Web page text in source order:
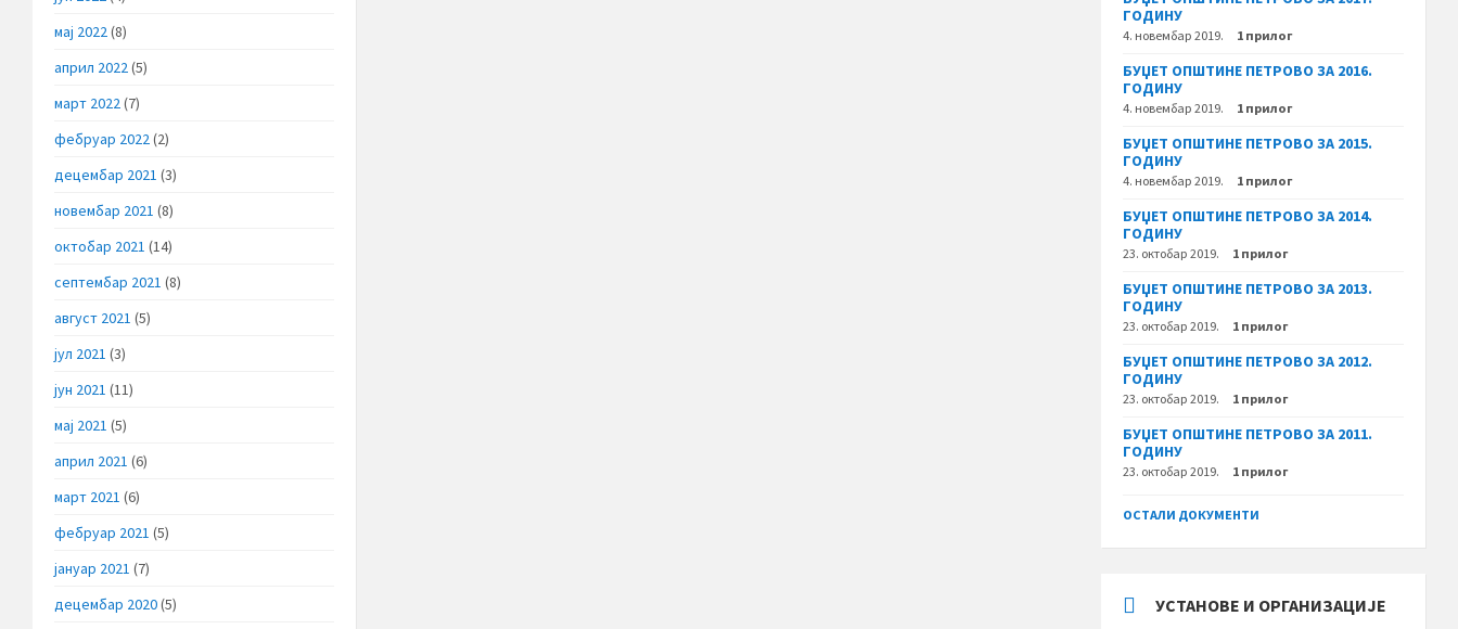
мај 2022(8)
април 2022(5)
март 2022(7)
фебруар 2022(2)
децембар 2021 (3)
новембар 2021 (8)
октобар 2021 (14)
септембар 2021 (8)
август 2021 (5)
јул 2021 (3)
јун 2021 (11)
мај 2021 (5)
април 2021 (6)
март 2021 (6)
фебруар 2021 (5)
јануар 2021 (7)
децембар 2020(5)
ГОДИНУ
4. новембар 2019. 1 прилог
БУЏЕТ ОПШТИНЕ ПЕТРОВО ЗА 2016.
ГОДИНУ
4. новембар 2019. 1 прилог
БУЏЕТ ОПШТИНЕ ПЕТРОВО ЗА 2015.
ГОДИНУ
4. новембар 2019. 1 прилог
БУЏЕТ ОПШТИНЕ ПЕТРОВО ЗА 2014.
ГОДИНУ
23. октобар 2019. 1 прилог
БУЏЕТ ОПШТИНЕ ПЕТРОВО ЗА 2013.
ГОДИНУ
23. октобар 2019. 1 прилог
БУЏЕТ ОПШТИНЕ ПЕТРОВО ЗА 2012.
ГОДИНУ
23. октобар 2019. 1 прилог
БУЏЕТ ОПШТИНЕ ПЕТРОВО ЗА 2011.
ГОДИНУ
23. октобар 2019. 1 прилог
ОСТАЛИ ДОКУМЕНТИ
УСТАНОВЕ И ОРГАНИЗАЦИЈЕ